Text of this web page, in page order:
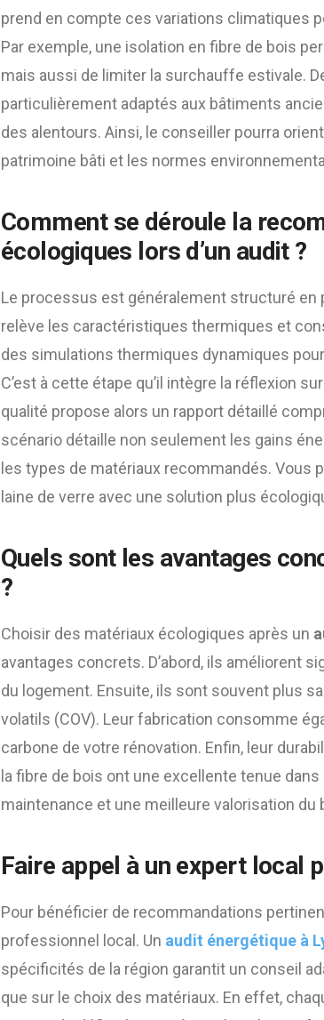
prend en compte ces variations climatiques
Par exemple, une isolation en fibre de bois
mais aussi de limiter la surchauffe estivale.
particulièrement adaptés aux bâtiments
des alentours. Ainsi, le conseiller pourra
patrimoine bâti et les normes
Comment se déroule la
écologiques lors d’un audit ?
Le processus est généralement structuré en
relève les caractéristiques thermiques et
des simulations thermiques dynamiques
C’est à cette étape qu’il intègre la réflexion
qualité propose alors un rapport détaillé
scénario détaille non seulement les gains
les types de matériaux recommandés. Vous
laine de verre avec une solution plus
Quels sont les avantages
?
Choisir des matériaux écologiques après un
avantages concrets. D’abord, ils améliorent
du logement. Ensuite, ils sont souvent plus
volatils (COV). Leur fabrication consomme
carbone de votre rénovation. Enfin, leur
la fibre de bois ont une excellente tenue
maintenance et une meilleure valorisation du
Faire appel à un expert local
Pour bénéficier de recommandations
professionnel local. Un audit énergétique à
spécificités de la région garantit un conseil
que sur le choix des matériaux. En effet,